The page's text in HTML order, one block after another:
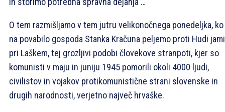
O tem razmišljamo v tem jutru velikonočnega ponedeljka,
na povabilo gospoda Stanka Kračuna peljemo proti Hudi jami
pri Laškem, tej grozljivi podobi človekove stranpoti, kjer so
komunisti v maju in juniju 1945 pomorili okoli 4000 ljudi,
civilistov in vojakov protikomunistične strani slovenske in
drugih narodnosti, verjetno največ hrvaške.